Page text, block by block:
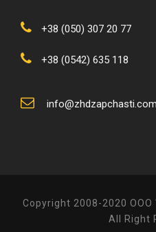
+38 (050) 307 20 77
+38 (0542) 635 118
info@zhdzapchasti.com
Copyright 2008-2020
All Right